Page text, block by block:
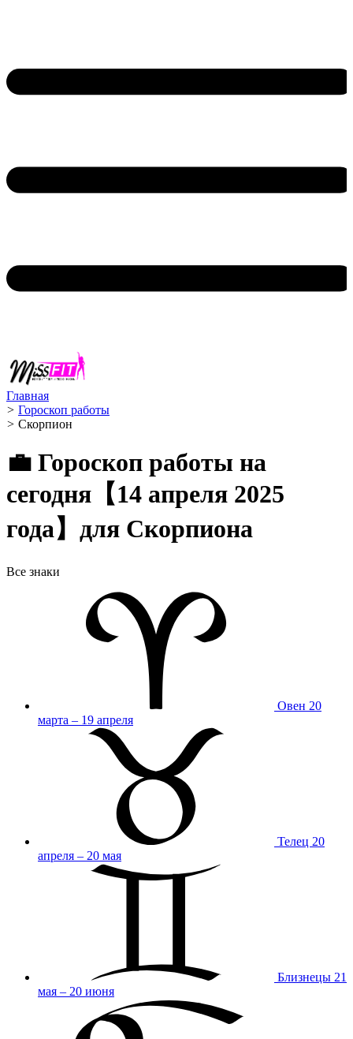
Главная
> Гороскоп работы
> Скорпион ️
💼 Гороскоп работы на
сегодня【14 апреля 2025
года】для Скорпиона
Все знаки
Овен 20
марта – 19 апреля
Телец 20
апреля – 20 мая
Близнецы 21
мая – 20 июня